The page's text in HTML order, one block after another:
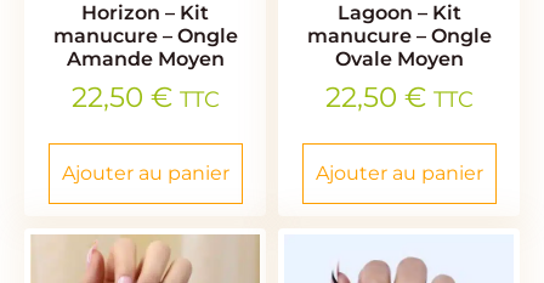
Horizon – Kit
manucure – Ongle
Amande Moyen
22,50 € TTC
Ajouter au panier
Lagoon – Kit
manucure – Ongle
Ovale Moyen
22,50 € TTC
Ajouter au panier